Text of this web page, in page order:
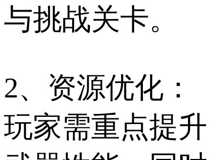
与挑战关卡。
2、资源优化：
玩家需重点提升